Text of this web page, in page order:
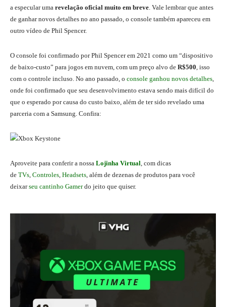
a especular uma revelação oficial muito em breve. Vale lembrar que antes
de ganhar novos detalhes no ano passado, o console também apareceu em
outro vídeo de Phil Spencer.
O console foi confirmado por Phil Spencer em 2021 como um “dispositivo
de baixo-custo” para jogos em nuvem, com um preço alvo de R$500, isso
com o controle incluso. No ano passado, o console ganhou novos detalhes,
onde foi confirmado que seu desenvolvimento estava sendo mais difícil do
que o esperado por causa do custo baixo, além de ter sido revelado uma
parceria com a Samsung. Confira:
Aproveite para conferir a nossa Lojinha Virtual, com dicas
de TVs, Controles, Headsets, além de dezenas de produtos para você
deixarseu cantinho Gamerdo jeito que quiser.